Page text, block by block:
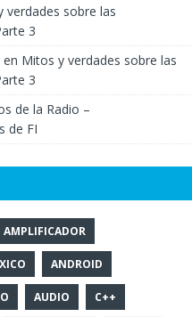
verdades sobre las
3
en Mitos y verdades sobre las
3
de la Radio –
de FI
AMPLIFICADOR
ANDROID
AUDIO C++